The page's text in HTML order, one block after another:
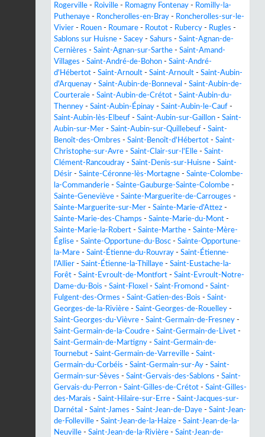
Rogerville - Roiville - Romagny Fontenay - Romilly-la-
Puthenaye - Roncherolles-en-Bray - Roncherolles-sur-le-
Vivier - Rouen - Roumare - Routot - Rubercy - Rugles -
Sablons sur Huisne - Sacey - Sahurs - Saint-Agnan-de-
Cernières - Saint-Agnan-sur-Sarthe - Saint-Amand-
Villages - Saint-André-de-Bohon - Saint-André-
d'Hébertot - Saint-Arnoult - Saint-Arnoult - Saint-Aubin-
d'Arquenay - Saint-Aubin-de-Bonneval - Saint-Aubin-de-
Courteraie - Saint-Aubin-de-Crétot - Saint-Aubin-du-
Thenney - Saint-Aubin-Épinay - Saint-Aubin-le-Cauf -
Saint-Aubin-lès-Elbeuf - Saint-Aubin-sur-Gaillon - Saint-
Aubin-sur-Mer - Saint-Aubin-sur-Quillebeuf - Saint-
Benoît-des-Ombres - Saint-Benoît-d'Hébertot - Saint-
Christophe-sur-Avre - Saint-Clair-sur-l'Elle - Saint-
Clément-Rancoudray - Saint-Denis-sur-Huisne - Saint-
Désir - Sainte-Céronne-lès-Mortagne - Sainte-Colombe-
la-Commanderie - Sainte-Gauburge-Sainte-Colombe -
Sainte-Geneviève - Sainte-Marguerite-de-Carrouges -
Sainte-Marguerite-sur-Mer - Sainte-Marie-d'Attez -
Sainte-Marie-des-Champs - Sainte-Marie-du-Mont -
Sainte-Marie-la-Robert - Sainte-Marthe - Sainte-Mère-
Église - Sainte-Opportune-du-Bosc - Sainte-Opportune-
la-Mare - Saint-Étienne-du-Rouvray - Saint-Étienne-
l'Allier - Saint-Étienne-la-Thillaye - Saint-Eustache-la-
Forêt - Saint-Evroult-de-Montfort - Saint-Evroult-Notre-
Dame-du-Bois - Saint-Floxel - Saint-Fromond - Saint-
Fulgent-des-Ormes - Saint-Gatien-des-Bois - Saint-
Georges-de-la-Rivière - Saint-Georges-de-Rouelley -
Saint-Georges-du-Vièvre - Saint-Germain-de-Fresney -
Saint-Germain-de-la-Coudre - Saint-Germain-de-Livet -
Saint-Germain-de-Martigny - Saint-Germain-de-
Tournebut - Saint-Germain-de-Varreville - Saint-
Germain-du-Corbéis - Saint-Germain-sur-Ay - Saint-
Germain-sur-Sèves - Saint-Gervais-des-Sablons - Saint-
Gervais-du-Perron - Saint-Gilles-de-Crétot - Saint-Gilles-
des-Marais - Saint-Hilaire-sur-Erre - Saint-Jacques-sur-
Darnétal - Saint-James - Saint-Jean-de-Daye - Saint-Jean-
de-Folleville - Saint-Jean-de-la-Haize - Saint-Jean-de-la-
Neuville - Saint-Jean-de-la-Rivière - Saint-Jean-de-